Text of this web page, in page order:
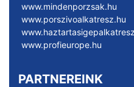
www.mindenporzsak.hu
www.porszivoalkatresz.hu
www.profieurope.hu
PARTNEREINK